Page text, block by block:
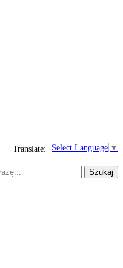
Select Language ▼
Translate:
Szukaj